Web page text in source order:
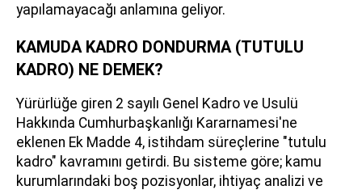
yapılamayacağı anlamına geliyor.
KAMUDA KADRO DONDURMA (TUTULU
KADRO) NE DEMEK?
Yürürlüğe giren 2 sayılı Genel Kadro ve Usulü
Hakkında Cumhurbaşkanlığı Kararnamesi'ne
eklenen Ek Madde 4, istihdam süreçlerine "tutulu
kadro" kavramını getirdi. Bu sisteme göre; kamu
kurumlarındaki boş pozisyonlar, ihtiyaç analizi ve